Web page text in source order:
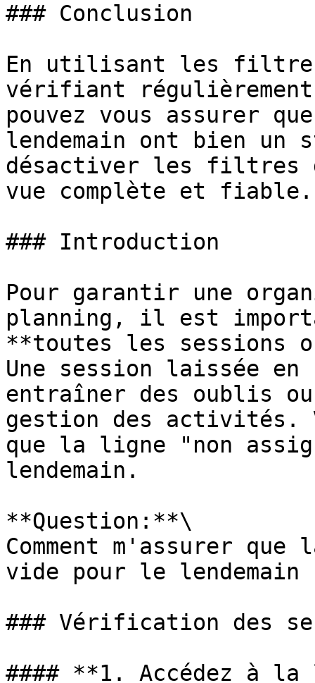
### Conclusion
En utilisant les
vérifiant
pouvez vous assurer
lendemain ont bien un
désactiver les filtres
vue complète et fiable.
### Introduction
Pour garantir une
planning, il est
**toutes les sessions
Une session laissée
entraîner des oublis
gestion des activités.
que la ligne "non
lendemain.
**Question:**\
Comment m'assurer
vide pour le lendemain
### Vérification des
#### **1. Accédez à